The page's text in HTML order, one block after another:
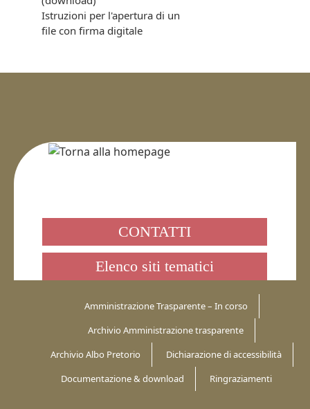
Istruzioni per l'apertura di un
file con firma digitale
CONTATTI
Elenco siti tematici
Amministrazione Trasparente – In corso
Archivio Amministrazione trasparente
Archivio Albo Pretorio
Dichiarazione di accessibilità
Documentazione & download
Ringraziamenti